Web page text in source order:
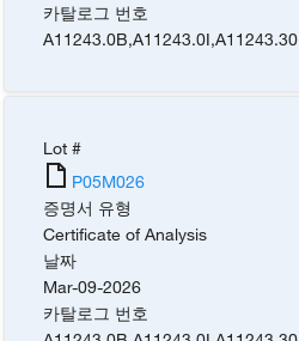
카탈로그 번호
A11243.0B,A11243.0I,A11243.30
Lot #
P05M026
증명서 유형
Certificate of Analysis
날짜
Mar-09-2026
카탈로그 번호